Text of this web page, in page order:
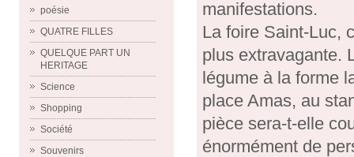
poésie
QUATRE FILLES
QUELQUE PART UN
HERITAGE
Science
Shopping
Société
Souvenirs
manifestations.
La foire Saint-Luc,
plus extravagante.
légume à la forme
place Amas, au
pièce sera-t-elle
énormément de